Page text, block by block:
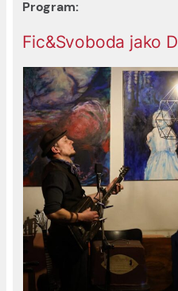
Program:
Fic&Svoboda jako